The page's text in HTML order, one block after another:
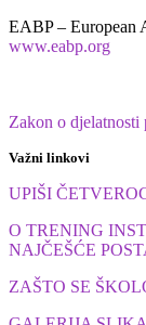
EABP – European
www.eabp.org
Zakon o djelatnosti
Važni linkovi
UPIŠI
O TRENING
NAJČEŠĆE
ZAŠTO SE